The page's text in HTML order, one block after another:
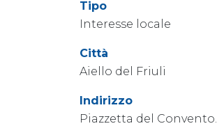
Tipo
Interesse locale
Città
Aiello del Friuli
Indirizzo
Piazzetta del